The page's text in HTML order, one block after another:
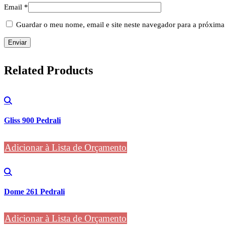
Email *
Guardar o meu nome, email e site neste navegador para a
Related Products
Gliss 900 Pedrali
Adicionar à Lista de Orçamento
Dome 261 Pedrali
Adicionar à Lista de Orçamento